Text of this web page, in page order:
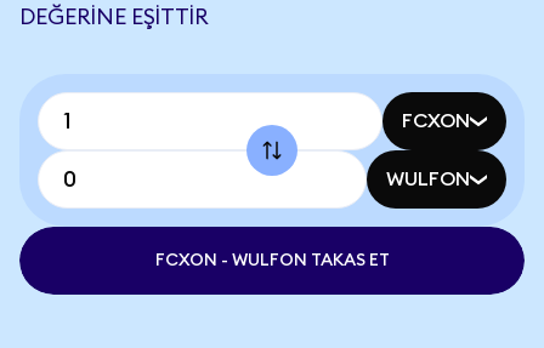
DEĞERINE EŞITTIR
FCXON
WULFON
FCXON - WULFON TAKAS ET